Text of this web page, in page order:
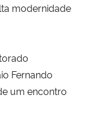
modernidade
Fernando
um encontro